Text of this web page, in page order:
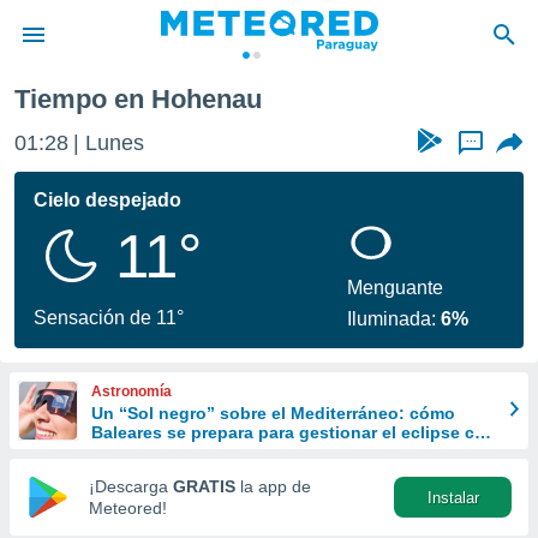
de
ha
calidad.
a este
las
y
forma
digital
basada
Tiempo en Hohenau
01:28 Lunes ...
Cielo despejado
11°
Sensación de 11°
Menguante
Iluminada:6%
Astronomía
Un “Sol negro” sobre el Mediterráneo: cómo
Baleares se prepara para gestionar el eclipse con
¡Descarga GRATIS la app de
Meteored!
Instalar